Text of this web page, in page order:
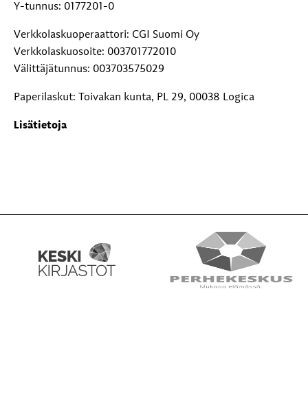
Y-tunnus: 0177201-0
Verkkolaskuoperaattori: CGI Suomi Oy
Verkkolaskuosoite: 003701772010
Välittäjätunnus: 003703575029
Paperilaskut: Toivakan kunta, PL 29, 00038 Logica
Lisätietoja